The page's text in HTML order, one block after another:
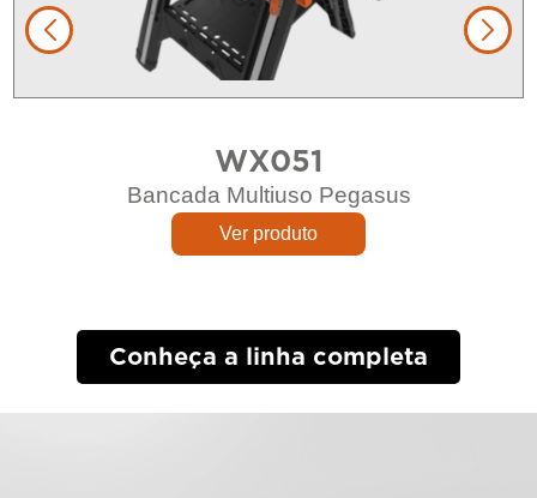
WX051
Bancada Multiuso Pegasus
Ver produto
Conheça a linha completa